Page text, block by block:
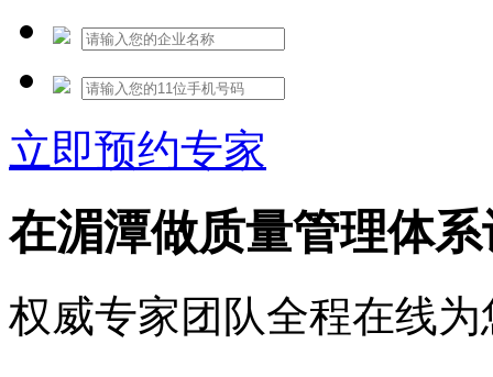
立即预约专家
在湄潭做质量管理体
权威专家团队全程在线